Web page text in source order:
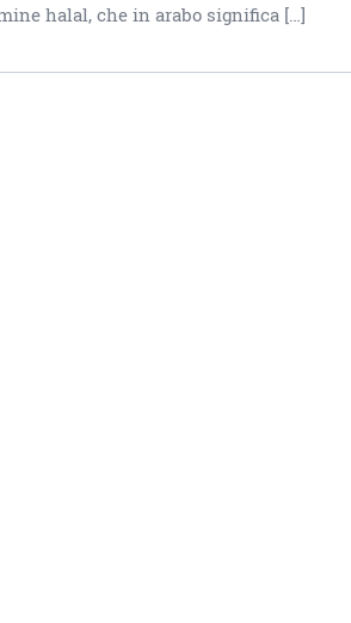
halal, che in arabo significa […]